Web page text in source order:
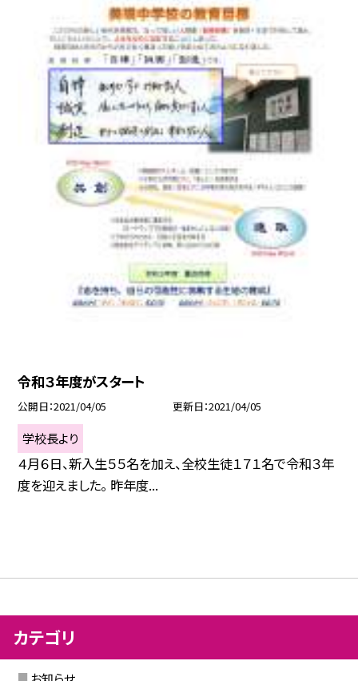
令和３年度がスタート
公開日 2021/04/05 更新日 2021/04/05
学校長より
４月６日、新入生５５名を加え、全校生徒１７１名で令和３年
度を迎えました。 昨年度...
カテゴリ